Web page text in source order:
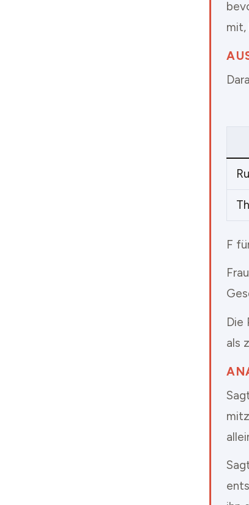
mit,
F
Die
als